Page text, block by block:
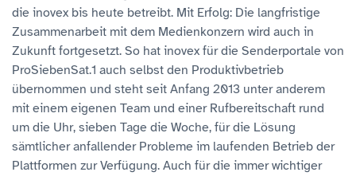
die inovex bis heute betreibt. Mit Erfolg: Die langfristige
Zusammenarbeit mit dem Medienkonzern wird auch in
Zukunft fortgesetzt. So hat inovex für die Senderportale von
ProSiebenSat.1 auch selbst den Produktivbetrieb
übernommen und steht seit Anfang 2013 unter anderem
mit einem eigenen Team und einer Rufbereitschaft rund
um die Uhr, sieben Tage die Woche, für die Lösung
sämtlicher anfallender Probleme im laufenden Betrieb der
Plattformen zur Verfügung. Auch für die immer wichtiger